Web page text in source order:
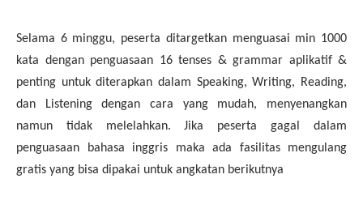
Selama 6 minggu, peserta ditargetkan menguasai min 1000
kata dengan penguasaan 16 tenses & grammar aplikatif &
penting untuk diterapkan dalam Speaking, Writing, Reading,
dan Listening dengan cara yang mudah, menyenangkan
namun tidak melelahkan. Jika peserta gagal dalam
penguasaan bahasa inggris maka ada fasilitas mengulang
gratis yang bisa dipakai untuk angkatan berikutnya